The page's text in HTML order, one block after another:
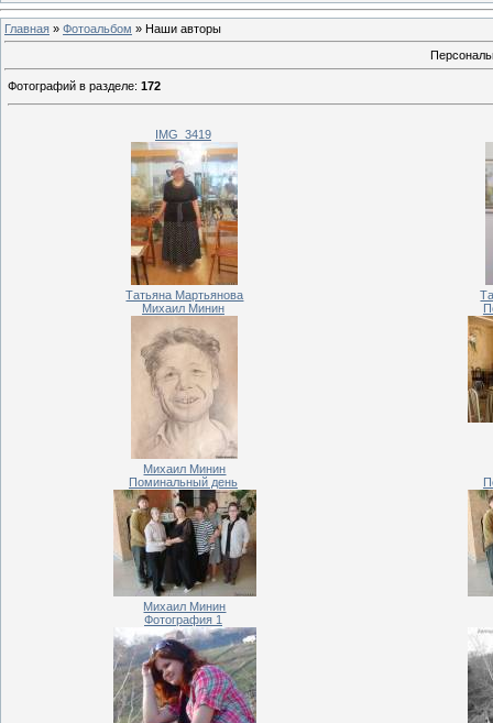
Главная » Фотоальбом » Наши авторы
Фотографий в разделе: 172
IMG_3419
Татьяна Мартьянова
Михаил Минин
Михаил Минин
Поминальный день
Михаил Минин
Фотография 1